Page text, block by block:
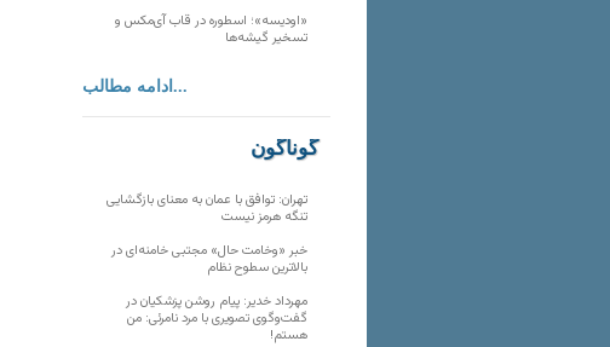
«اودیسه»؛ اسطوره در قاب آی‌مکس و
تسخیر گیشه‌ها
ادامه مطالب...
گوناگون
تهران: توافق با عمان به معنای بازگشایی
تنگه هرمز نیست
خبر «وخامت حال» مجتبی خامنه‌ای در
بالاترین سطوح نظام
مهرداد خدیر: پیام روشن پزشکیان در
گفت‌و‌گوی تصویری با مرد نامرئی: من
هستم!